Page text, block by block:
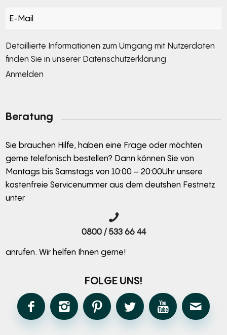
Section
Detaillierte Informationen zum Umgang mit Nutzerdaten
finden Sie in unserer Datenschutzerklärung
Anmelden
Beratung
Sie brauchen Hilfe, haben eine Frage oder möchten
gerne telefonisch bestellen? Dann können Sie von
Montags bis Samstags von 10:00 – 20:00Uhr unsere
kostenfreie Servicenummer aus dem deutshen Festnetz
unter
0800 / 533 66 44
anrufen. Wir helfen Ihnen gerne!
FOLGE UNS!